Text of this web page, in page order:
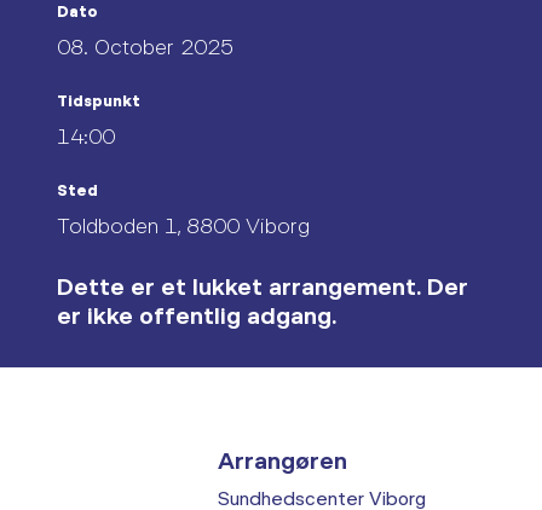
Dato
08. October 2025
Tidspunkt
14:00
Sted
Toldboden 1, 8800 Viborg
Dette er et lukket arrangement. Der
er ikke offentlig adgang.
Arrangøren
Sundhedscenter Viborg